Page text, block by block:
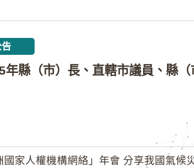
告
國家人權機構網絡」年會 分享我國氣候